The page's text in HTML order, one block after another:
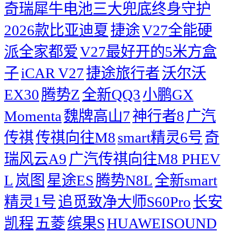
奇瑞犀牛电池三大兜底终身守护
2026款比亚迪夏 捷途V27全能硬
派全家都爱V27最好开的5米方盒
子iCAR V27捷途旅行者沃尔沃
EX30腾势Z 全新QQ3小鹏GX
Momenta 魏牌高山7神行者8 广汽
传祺传祺向往M8smart精灵6号奇
瑞风云A9 广汽传祺向往M8 PHEV
L 岚图 星途ES腾势N8L 全新smart
精灵1号追觅致净大师S60Pro长安
凯程 五菱缤果SHUAWEISOUND